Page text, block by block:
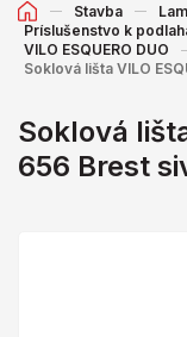
Stavba
Príslušenstvo k
VILO ESQUERO DUO
Soklová lišta VILO
Soklová
656 Brest